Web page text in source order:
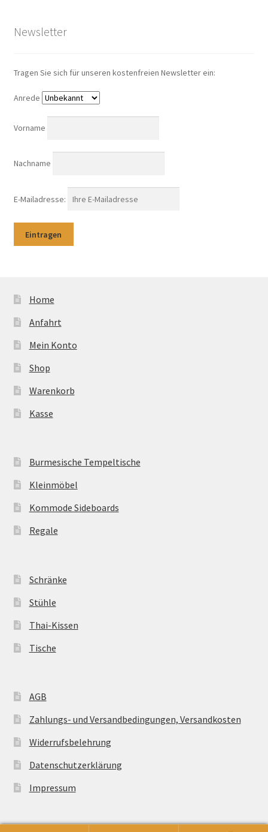
Newsletter
Tragen Sie sich für unseren kostenfreien Newsletter ein:
Anrede
Vorname
Nachname
E-Mailadresse:
Home
Anfahrt
Mein Konto
Shop
Warenkorb
Kasse
Burmesische Tempeltische
Kleinmöbel
Kommode Sideboards
Regale
Schränke
Stühle
Thai-Kissen
Tische
AGB
Zahlungs- und Versandbedingungen, Versandkosten
Widerrufsbelehrung
Datenschutzerklärung
Impressum